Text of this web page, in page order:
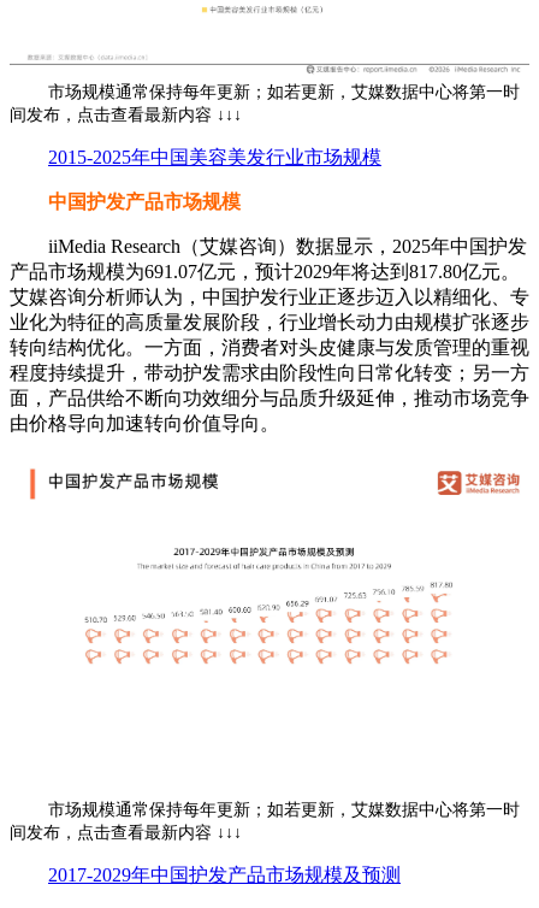
市场规模通常保持每年更新；如若更新，艾媒数据中心将第一时
间发布，点击查看最新内容 ↓↓↓
2015-2025年中国美容美发行业市场规模
中国护发产品市场规模
iiMedia Research（艾媒咨询）数据显示，2025年中国护发
产品市场规模为691.07亿元，预计2029年将达到817.80亿元。
艾媒咨询分析师认为，中国护发行业正逐步迈入以精细化、专
业化为特征的高质量发展阶段，行业增长动力由规模扩张逐步
转向结构优化。一方面，消费者对头皮健康与发质管理的重视
程度持续提升，带动护发需求由阶段性向日常化转变；另一方
面，产品供给不断向功效细分与品质升级延伸，推动市场竞争
由价格导向加速转向价值导向。
市场规模通常保持每年更新；如若更新，艾媒数据中心将第一时
间发布，点击查看最新内容 ↓↓↓
2017-2029年中国护发产品市场规模及预测